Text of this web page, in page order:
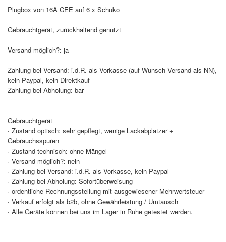
Plugbox von 16A CEE auf 6 x Schuko
Gebrauchtgerät, zurückhaltend genutzt
Versand möglich?: ja
Zahlung bei Versand: i.d.R. als Vorkasse (auf Wunsch Versand als NN),
kein Paypal, kein Direktkauf
Zahlung bei Abholung: bar
Gebrauchtgerät
· Zustand optisch: sehr gepflegt, wenige Lackabplatzer +
Gebrauchsspuren
· Zustand technisch: ohne Mängel
· Versand möglich?: nein
· Zahlung bei Versand: i.d.R. als Vorkasse, kein Paypal
· Zahlung bei Abholung: Sofortüberweisung
· ordentliche Rechnungsstellung mit ausgewiesener Mehrwertsteuer
· Verkauf erfolgt als b2b, ohne Gewährleistung / Umtausch
· Alle Geräte können bei uns im Lager in Ruhe getestet werden.